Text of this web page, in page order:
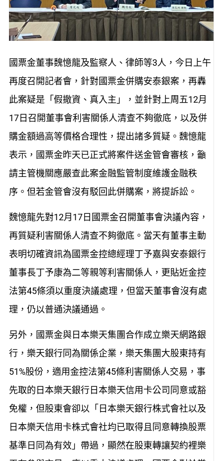
國票金董事魏憶龍及監察人、律師等3人，今日上午
再度召開記者會， 針對國票金併購安泰銀案， 再轟
此案疑是 「假撤資、真入主」， 並針對上周五12月
17日召 開董事會利害關係人清查不夠徹底， 以及併
購金額過高等價格合理性，提出諸多質疑。魏憶龍
表示，國票金昨天已正式將案件送金管會審核， 籲
請主管機關應嚴查此案金融監管制度維護金融秩
序。但若金管會沒有駁回此併購案 ，將提訴訟。
魏憶龍先對12月 17日 國票金召開董事會決議內容 ，
再質疑利 害關係人清查不夠徹底。當天有董事主動
表明切確資訊為國票金控總經理丁予嘉與安泰銀行
董事長丁予康為二等親等利害關係人， 更貼近金控
法第45條須以重度決議處理，但當天董事會沒有處
理 ，仍以普通決議通過。
另外，國票金與日本樂天集團合作成立樂天網路銀
行，樂天銀行同為關係企業，樂天集團大股東持有
51%股份， 適用金控法第45條利害關係人交易， 事
先取的日本樂天銀行日本樂天信用卡公司同意或豁
免權，但股東會卻以「日本樂天銀行株式會社以及
日本樂天信用卡株式會社均已取得且同意轉換股票
基準日同為有效」 帶過， 顯然在股東轉讓契約裡樂